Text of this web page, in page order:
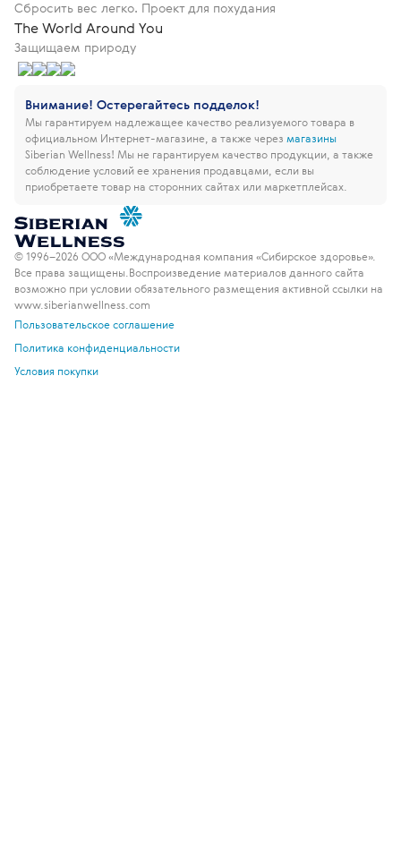
Сбросить вес легко. Проект для похудания
The World Around You
Защищаем природу
Внимание! Остерегайтесь подделок!
Мы гарантируем надлежащее качество реализуемого товара в
официальном Интернет-магазине, а также через магазины
Siberian Wellness! Мы не гарантируем качество продукции, а также
соблюдение условий ее хранения продавцами, если вы
приобретаете товар на сторонних сайтах или маркетплейсах.
© 1996–2026 ООО «Международная компания «Сибирское здоровье».
Все права защищены. Воспроизведение материалов данного сайта
возможно при условии обязательного размещения активной ссылки на
www.siberianwellness.com
Пользовательское соглашение
Политика конфиденциальности
Условия покупки